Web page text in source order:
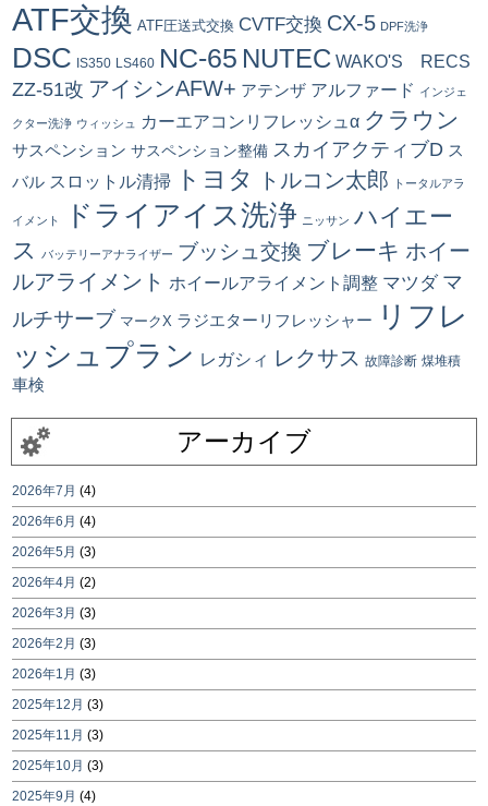
ATF交換 ATF圧送式交換 CVTF交換 CX-5 DPF洗浄
DSC IS350 LS460 NC-65 NUTEC WAKO'S RECS
ZZ-51改 アイシンAFW+ アテンザ アルファード インジェ
クター洗浄 ウィッシュ カーエアコンリフレッシュα クラウン
サスペンション サスペンション整備 スカイアクティブD ス
バル スロットル清掃 トヨタ トルコン太郎 トータルアラ
イメント ドライアイス洗浄 ニッサン ハイエー
ス
バッテリーアナライザー ブッシュ交換 ブレーキ ホイー
ルアライメント ホイールアライメント調整 マツダ マ
ルチサーブ マークX ラジエターリフレッシャー
リフレ
ッシュプラン レガシィ レクサス 故障診断 煤堆積
車検
アーカイブ
2026年7月 (4)
2026年6月 (4)
2026年5月 (3)
2026年4月 (2)
2026年3月 (3)
2026年2月 (3)
2026年1月 (3)
2025年12月 (3)
2025年11月 (3)
2025年10月 (3)
2025年9月 (4)